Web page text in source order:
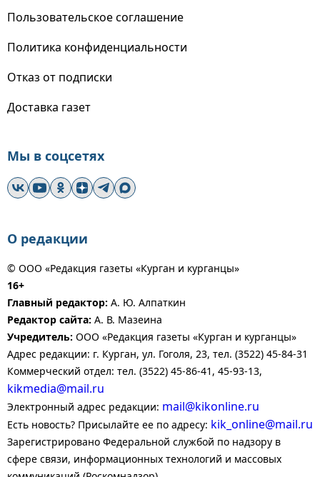
Пользовательское соглашение
Политика конфиденциальности
Отказ от подписки
Доставка газет
Мы в соцсетях
О редакции
© ООО «Редакция газеты «Курган и курганцы»
16+
Главный редактор: А. Ю. Алпаткин
Редактор сайта: А. В. Мазеина
Учредитель: ООО «Редакция газеты «Курган и курганцы»
Адрес редакции: г. Курган, ул. Гоголя, 23, тел. (3522) 45-84-31
Коммерческий отдел: тел. (3522) 45-86-41, 45-93-13,
kikmedia@mail.ru
Электронный адрес редакции: mail@kikonline.ru
Есть новость? Присылайте ее по адресу: kik_online@mail.ru
Зарегистрировано Федеральной службой по надзору в
сфере связи, информационных технологий и массовых